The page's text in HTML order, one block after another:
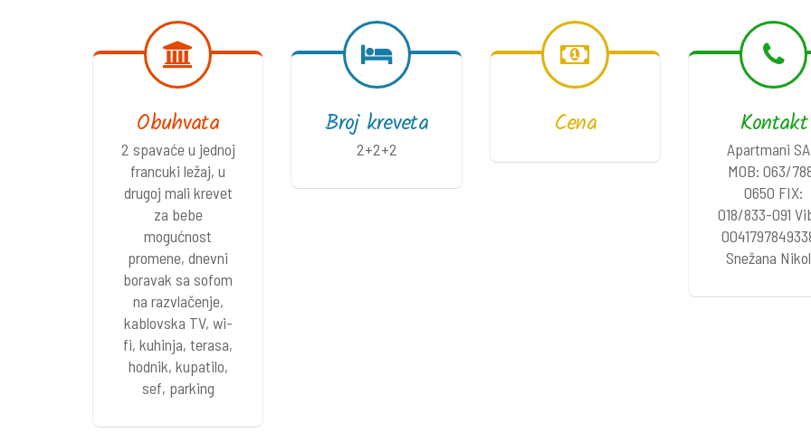
Obuhvata
2 spavaće u jednoj
francuki ležaj, u
drugoj mali krevet
za bebe
mogućnost
promene, dnevni
boravak sa sofom
na razvlačenje,
kablovska TV, wi-
fi, kuhinja, terasa,
hodnik, kupatilo,
sef, parking
Broj kreveta
2+2+2
Cena Kontakt
Apartmani
MOB: 063/
0650 FIX:
018/833-091
Snežana